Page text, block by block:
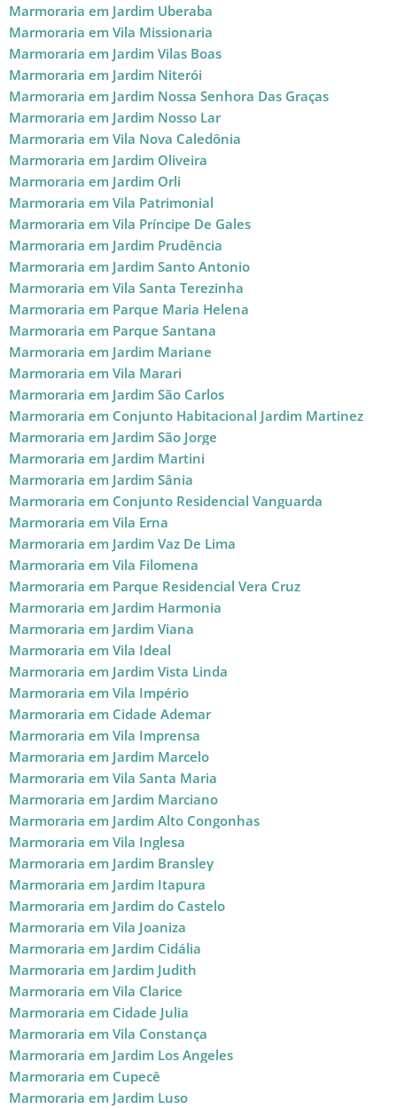
Marmoraria em Jardim Uberaba
Marmoraria em Vila Missionaria
Marmoraria em Jardim Vilas Boas
Marmoraria em Jardim Niterói
Marmoraria em Jardim Nossa Senhora Das Graças
Marmoraria em Jardim Nosso Lar
Marmoraria em Vila Nova Caledônia
Marmoraria em Jardim Oliveira
Marmoraria em Jardim Orli
Marmoraria em Vila Patrimonial
Marmoraria em Vila Príncipe De Gales
Marmoraria em Jardim Prudência
Marmoraria em Jardim Santo Antonio
Marmoraria em Vila Santa Terezinha
Marmoraria em Parque Maria Helena
Marmoraria em Parque Santana
Marmoraria em Jardim Mariane
Marmoraria em Vila Marari
Marmoraria em Jardim São Carlos
Marmoraria em Conjunto Habitacional Jardim Martinez
Marmoraria em Jardim São Jorge
Marmoraria em Jardim Martini
Marmoraria em Jardim Sânia
Marmoraria em Conjunto Residencial Vanguarda
Marmoraria em Vila Erna
Marmoraria em Jardim Vaz De Lima
Marmoraria em Vila Filomena
Marmoraria em Parque Residencial Vera Cruz
Marmoraria em Jardim Harmonia
Marmoraria em Jardim Viana
Marmoraria em Vila Ideal
Marmoraria em Jardim Vista Linda
Marmoraria em Vila Império
Marmoraria em Cidade Ademar
Marmoraria em Vila Imprensa
Marmoraria em Jardim Marcelo
Marmoraria em Vila Santa Maria
Marmoraria em Jardim Marciano
Marmoraria em Jardim Alto Congonhas
Marmoraria em Vila Inglesa
Marmoraria em Jardim Bransley
Marmoraria em Jardim Itapura
Marmoraria em Jardim do Castelo
Marmoraria em Vila Joaniza
Marmoraria em Jardim Cidália
Marmoraria em Jardim Judith
Marmoraria em Vila Clarice
Marmoraria em Cidade Julia
Marmoraria em Vila Constança
Marmoraria em Jardim Los Angeles
Marmoraria em Cupecê
Marmoraria em Jardim Luso